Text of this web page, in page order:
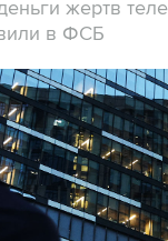
жертв
в ФСБ